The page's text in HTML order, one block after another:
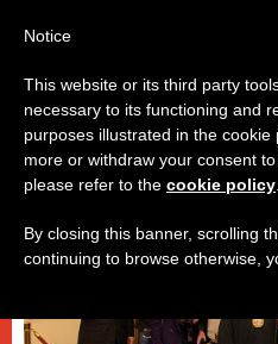
روما
Notice
This website or its third party
necessary to its functioning and
purposes illustrated in the cookie
more or withdraw your consent
please refer to the cookie policy
By closing this banner, scrolling
continuing to browse otherwise,